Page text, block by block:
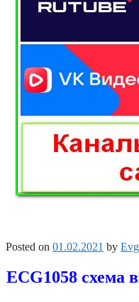
Posted on 01.02.2021 by
ECG1058 схема